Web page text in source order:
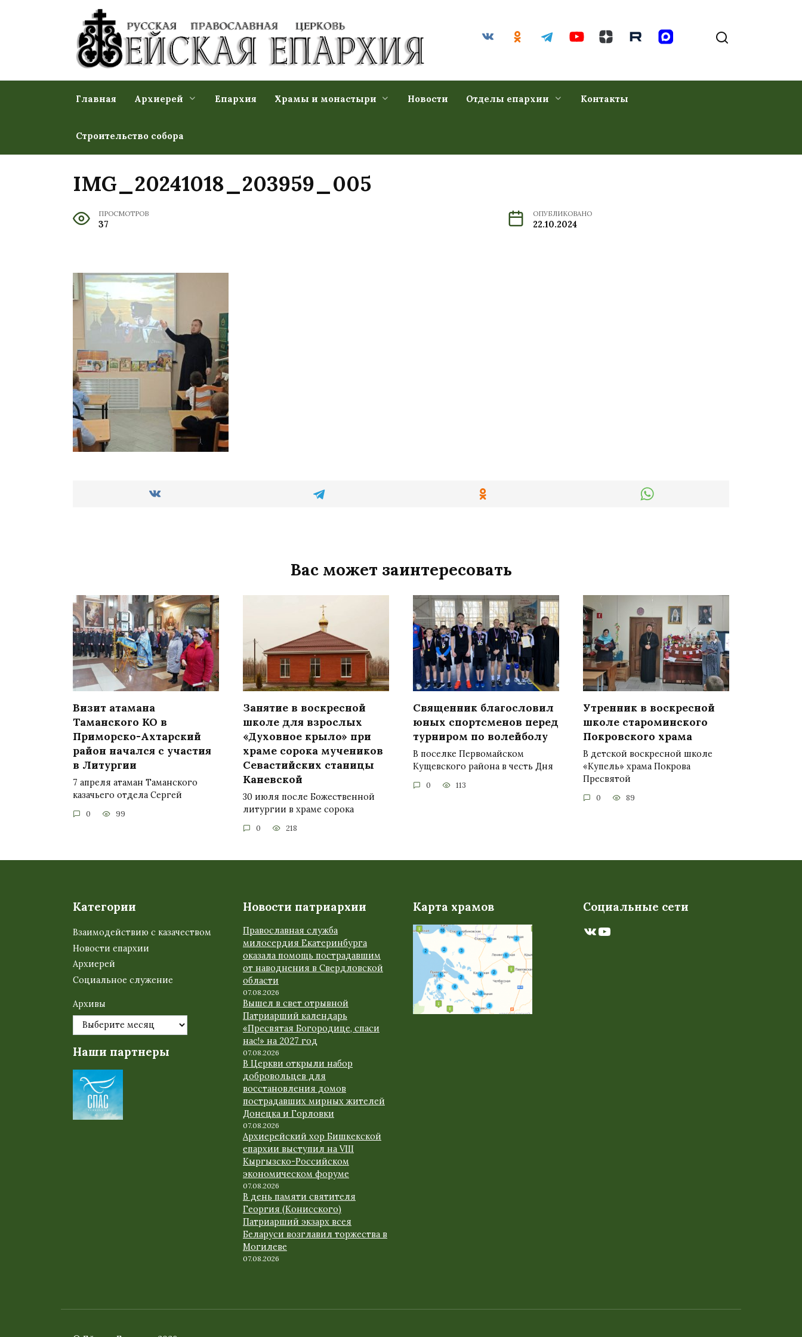
Главная Архиерей Епархия Храмы и монастыри Новости Отделы епархии Контакты
Строительство собора
IMG_20241018_203959_005
ПРОСМОТРОВ
37
ОПУБЛИКОВАНО
22.10.2024
Вас может заинтересовать
Визит атамана
Таманского КО в
Приморско-Ахтарский
район начался с участия
в Литургии
7 апреля атаман Таманского
казачьего отдела Сергей
0 99
Занятие в воскресной
школе для взрослых
«Духовное крыло» при
храме сорока мучеников
Севастийских станицы
Каневской
30 июля после Божественной
литургии в храме сорока
0 218
Священник благословил
юных спортсменов перед
турниром по волейболу
В поселке Первомайском
Кущевского района в честь Дня
0 113
Утренник в воскресной
школе староминского
Покровского храма
В детской воскресной школе
«Купель» храма Покрова
Пресвятой
0 89
Категории
Взаимодействию с казачеством
Новости епархии
Архиерей
Социальное служение
Архивы
Наши партнеры
Новости патриархии
Православная служба
милосердия Екатеринбурга
оказала помощь пострадавшим
от наводнения в Свердловской
области
07.08.2026
Вышел в свет отрывной
Патриарший календарь
«Пресвятая Богородице, спаси
нас!» на 2027 год
07.08.2026
В Церкви открыли набор
добровольцев для
восстановления домов
пострадавших мирных жителей
Донецка и Горловки
07.08.2026
Архиерейский хор Бишкекской
епархии выступил на VIII
Кыргызско-Российском
экономическом форуме
07.08.2026
В день памяти святителя
Георгия (Конисского)
Патриарший экзарх всея
Беларуси возглавил торжества в
Могилеве
07.08.2026
Карта храмов Социальные сети
ВКонтакте
YouTube